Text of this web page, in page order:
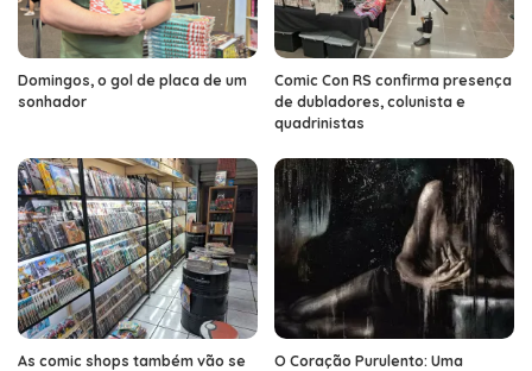
Domingos, o gol de placa de um
sonhador
Comic Con RS confirma presença
de dubladores, colunista e
quadrinistas
As comic shops também vão se
O Coração Purulento: Uma